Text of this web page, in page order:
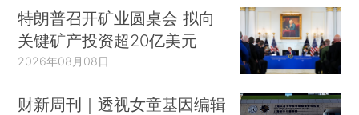
特朗普召开矿业圆桌会 拟向
关键矿产投资超20亿美元
2026年08月08日
财新周刊｜透视女童基因编辑